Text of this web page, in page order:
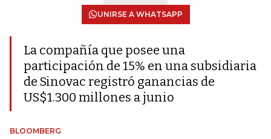
UNIRSE A WHATSAPP
La compañía que posee una
participación de 15% en una subsidiaria
de Sinovac registró ganancias de
US$1.300 millones a junio
BLOOMBERG